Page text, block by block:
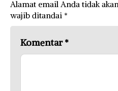
Alamat email Anda tidak
wajib ditandai *
Komentar*